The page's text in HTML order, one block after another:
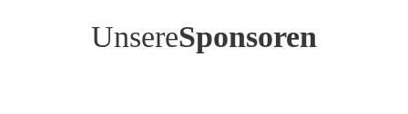
UnsereSponsoren